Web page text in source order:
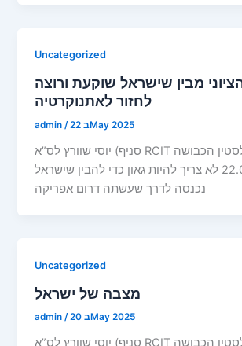
Uncategorized
מבין שישראל שוקעת ורוצה
לחזור לאתנוקרטיה
admin/ 22 בMay 2025
יוסי שוורץ לס”א (סניף RCIT בישראל/פלסטין הכבושה)
22.05.2025 לא צריך להיות גאון כדי להבין שישראל
נכנסה לדרך שעשתה דרום אפריקה
Uncategorized
admin/ 20 בMay 2025
יוסי שוורץ לס”א (סניף RCIT בישראל/פלסטין הכבושה)